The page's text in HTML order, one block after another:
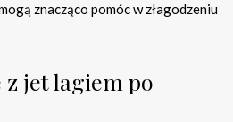
znacząco pomóc w złagodzeniu
z jet lagiem po